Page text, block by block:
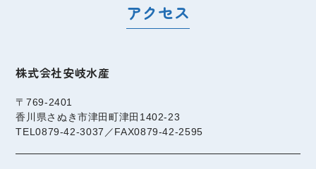
アクセス
株式会社安岐水産
〒769-2401
香川県さぬき市津田町津田1402-23
TEL0879-42-3037／FAX0879-42-2595